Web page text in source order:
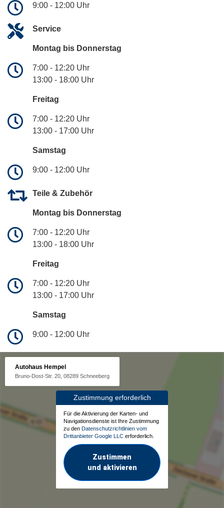
9:00 - 12:00 Uhr
Service
Montag bis Donnerstag
7:00 - 12:20 Uhr
13:00 - 18:00 Uhr
Freitag
7:00 - 12:20 Uhr
13:00 - 17:00 Uhr
Samstag
9:00 - 12:00 Uhr
Teile & Zubehör
Montag bis Donnerstag
7:00 - 12:20 Uhr
13:00 - 18:00 Uhr
Freitag
7:00 - 12:20 Uhr
13:00 - 17:00 Uhr
Samstag
9:00 - 12:00 Uhr
Autohaus Hempel
Bruno-Dost-Str. 20, 08289 Schneeberg
Zustimmung erforderlich
Für die Aktivierung der Karten- und
Navigationsdienste ist Ihre Zustimmung
zu den Datenschutzrichtlinien vom
Drittanbieter Google LLC erforderlich.
Zustimmen
und aktivieren